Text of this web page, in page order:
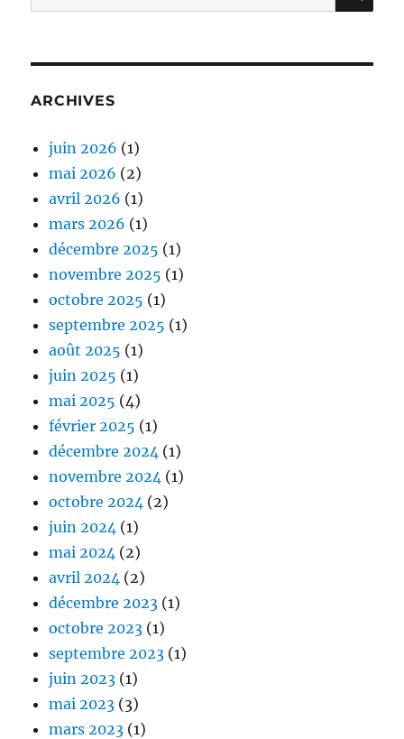
pour :
ARCHIVES
juin 2026 (1)
mai 2026 (2)
avril 2026 (1)
mars 2026 (1)
décembre 2025 (1)
novembre 2025 (1)
octobre 2025 (1)
septembre 2025 (1)
août 2025 (1)
juin 2025 (1)
mai 2025 (4)
février 2025 (1)
décembre 2024 (1)
novembre 2024 (1)
octobre 2024 (2)
juin 2024 (1)
mai 2024 (2)
avril 2024 (2)
décembre 2023 (1)
octobre 2023 (1)
septembre 2023 (1)
juin 2023 (1)
mai 2023 (3)
mars 2023 (1)